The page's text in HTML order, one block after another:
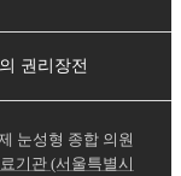
권리장전
눈성형 종합 의원
기관 (서울특별시